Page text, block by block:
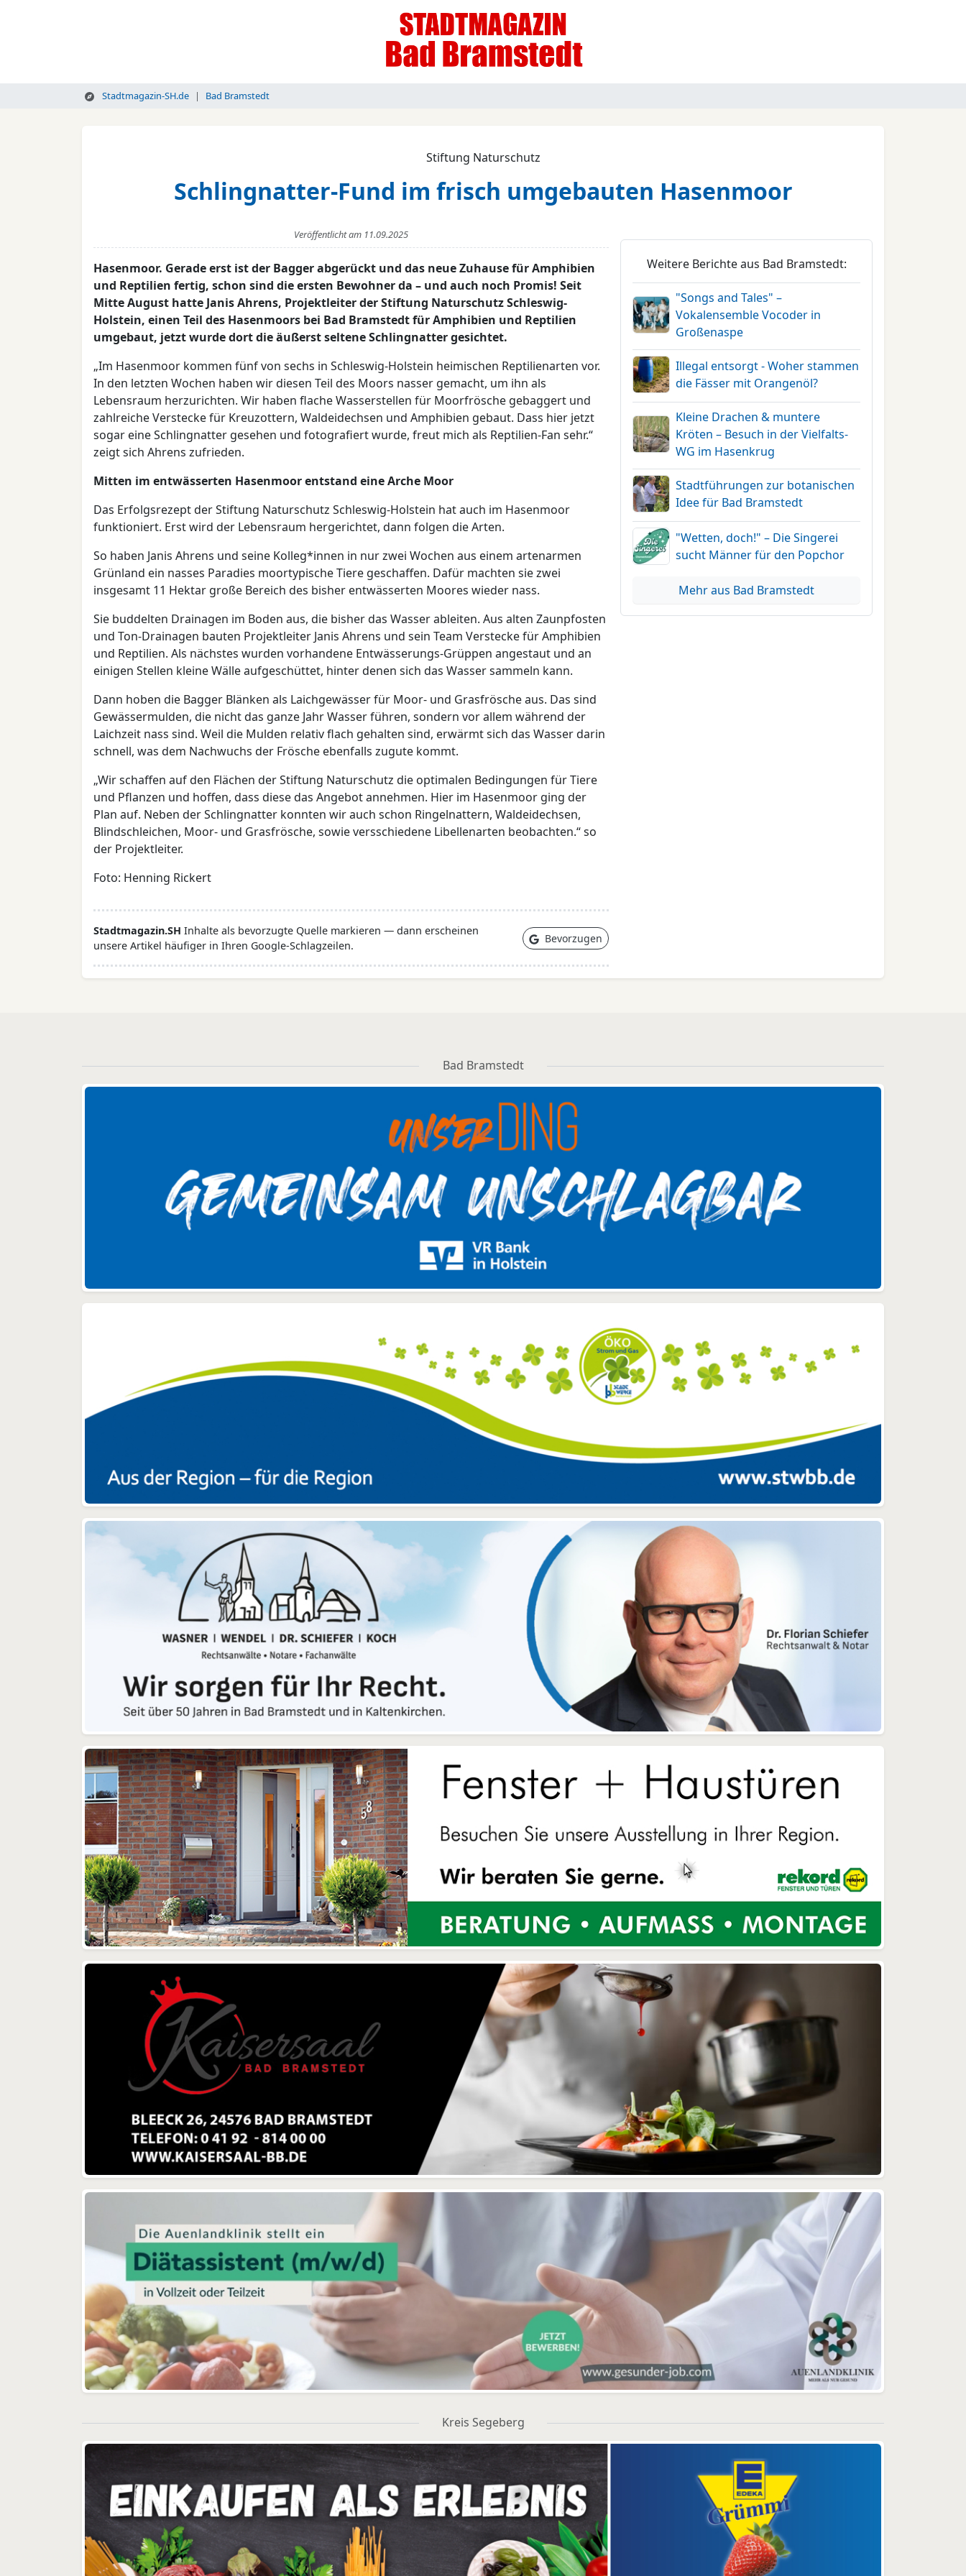
Stadtmagazin-SH.de Bad Bramstedt
Stiftung Naturschutz
Schlingnatter-Fund im frisch umgebauten Hasenmoor
Veröffentlicht am 11.09.2025
Hasenmoor. Gerade erst ist der Bagger abgerückt und das neue Zuhause für Amphibien
und Reptilien fertig, schon sind die ersten Bewohner da – und auch noch Promis! Seit
Mitte August hatte Janis Ahrens, Projektleiter der Stiftung Naturschutz Schleswig-
Holstein, einen Teil des Hasenmoors bei Bad Bramstedt für Amphibien und Reptilien
umgebaut, jetzt wurde dort die äußerst seltene Schlingnatter gesichtet.
„Im Hasenmoor kommen fünf von sechs in Schleswig-Holstein heimischen Reptilienarten vor.
In den letzten Wochen haben wir diesen Teil des Moors nasser gemacht, um ihn als
Lebensraum herzurichten. Wir haben flache Wasserstellen für Moorfrösche gebaggert und
zahlreiche Verstecke für Kreuzottern, Waldeidechsen und Amphibien gebaut. Dass hier jetzt
sogar eine Schlingnatter gesehen und fotografiert wurde, freut mich als Reptilien-Fan sehr.“
zeigt sich Ahrens zufrieden.
Mitten im entwässerten Hasenmoor entstand eine Arche Moor
Das Erfolgsrezept der Stiftung Naturschutz Schleswig-Holstein hat auch im Hasenmoor
funktioniert. Erst wird der Lebensraum hergerichtet, dann folgen die Arten.
So haben Janis Ahrens und seine Kolleg*innen in nur zwei Wochen aus einem artenarmen
Grünland ein nasses Paradies moortypische Tiere geschaffen. Dafür machten sie zwei
insgesamt 11 Hektar große Bereich des bisher entwässerten Moores wieder nass.
Sie buddelten Drainagen im Boden aus, die bisher das Wasser ableiten. Aus alten Zaunpfosten
und Ton-Drainagen bauten Projektleiter Janis Ahrens und sein Team Verstecke für Amphibien
und Reptilien. Als nächstes wurden vorhandene Entwässerungs-Grüppen angestaut und an
einigen Stellen kleine Wälle aufgeschüttet, hinter denen sich das Wasser sammeln kann.
Dann hoben die Bagger Blänken als Laichgewässer für Moor- und Grasfrösche aus. Das sind
Gewässermulden, die nicht das ganze Jahr Wasser führen, sondern vor allem während der
Laichzeit nass sind. Weil die Mulden relativ flach gehalten sind, erwärmt sich das Wasser darin
schnell, was dem Nachwuchs der Frösche ebenfalls zugute kommt.
„Wir schaffen auf den Flächen der Stiftung Naturschutz die optimalen Bedingungen für Tiere
und Pflanzen und hoffen, dass diese das Angebot annehmen. Hier im Hasenmoor ging der
Plan auf. Neben der Schlingnatter konnten wir auch schon Ringelnattern, Waldeidechsen,
Blindschleichen, Moor- und Grasfrösche, sowie versschiedene Libellenarten beobachten.“ so
der Projektleiter.
Foto: Henning Rickert
Stadtmagazin.SH Inhalte als bevorzugte Quelle markieren — dann erscheinen
unsere Artikel häufiger in Ihren Google-Schlagzeilen.
Bevorzugen
Weitere Berichte aus Bad Bramstedt:
"Songs and Tales" –
Vokalensemble Vocoder in
Großenaspe
Illegal entsorgt - Woher stammen
die Fässer mit Orangenöl?
Kleine Drachen & muntere
Kröten – Besuch in der Vielfalts-
WG im Hasenkrug
Stadtführungen zur botanischen
Idee für Bad Bramstedt
"Wetten, doch!" – Die Singerei
sucht Männer für den Popchor
Mehr aus Bad Bramstedt
Bad Bramstedt
Kreis Segeberg